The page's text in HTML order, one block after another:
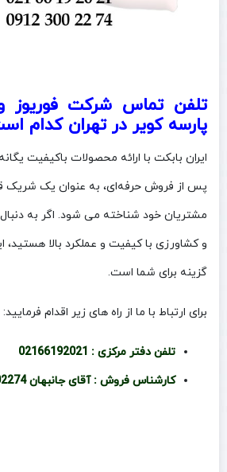
تلفن تماس شرکت فوریوز و
پارسه کویر در تهران کدام
ایران بابکت با ارائه محصولات باکیفیت
پس از فروش حرفه‌ای، به عنوان یک شریک
مشتریان خود شناخته می‌ شود. اگر به
و کشاورزی با کیفیت و عملکرد بالا هستید،
گزینه برای شما است.
برای ارتباط با ما از راه های زیر اقدام فرمایید:
تلفن دفتر مرکزی : 02166192021
کارشناس فروش : آقای جانبهان 09123002274